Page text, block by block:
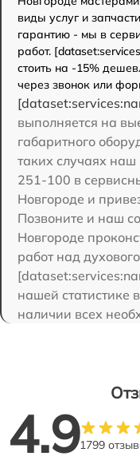
виды услуг и
гарантию - мы в
работ.
стоить на -15%
через звонок или
выполняется на
габаритного
таких случаях наш
251-100 в
Новгороде и
Позвоните и наш
Новгороде
работ над
нашей статистике
наличии всех
4.91799